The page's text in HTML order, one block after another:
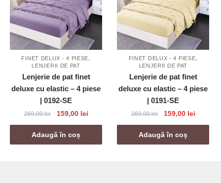
FINET DELUX - 4 PIESE,
LENJERII DE PAT
Lenjerie de pat finet
deluxe cu elastic – 4 piese
| 0192-SE
269,00lei
Prețul
inițial
a
fost:
159,00 leiPrețul
curent
159,00 lei.
Adaugă în coș
FINET DELUX - 4 PIESE,
LENJERII DE PAT
Lenjerie de pat finet
deluxe cu elastic – 4 piese
| 0191-SE
269,00lei
Prețul
inițial
a
fost:
159,00 leiPrețul
curent
159,00
Adaugă în coș